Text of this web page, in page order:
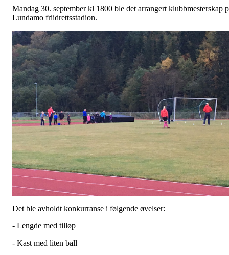
Mandag 30. september kl 1800 ble det arrangert klubbmesterskap
Lundamo friidrettsstadion.
Det ble avholdt konkurranse i følgende øvelser:
- Lengde med tilløp
- Kast med liten ball